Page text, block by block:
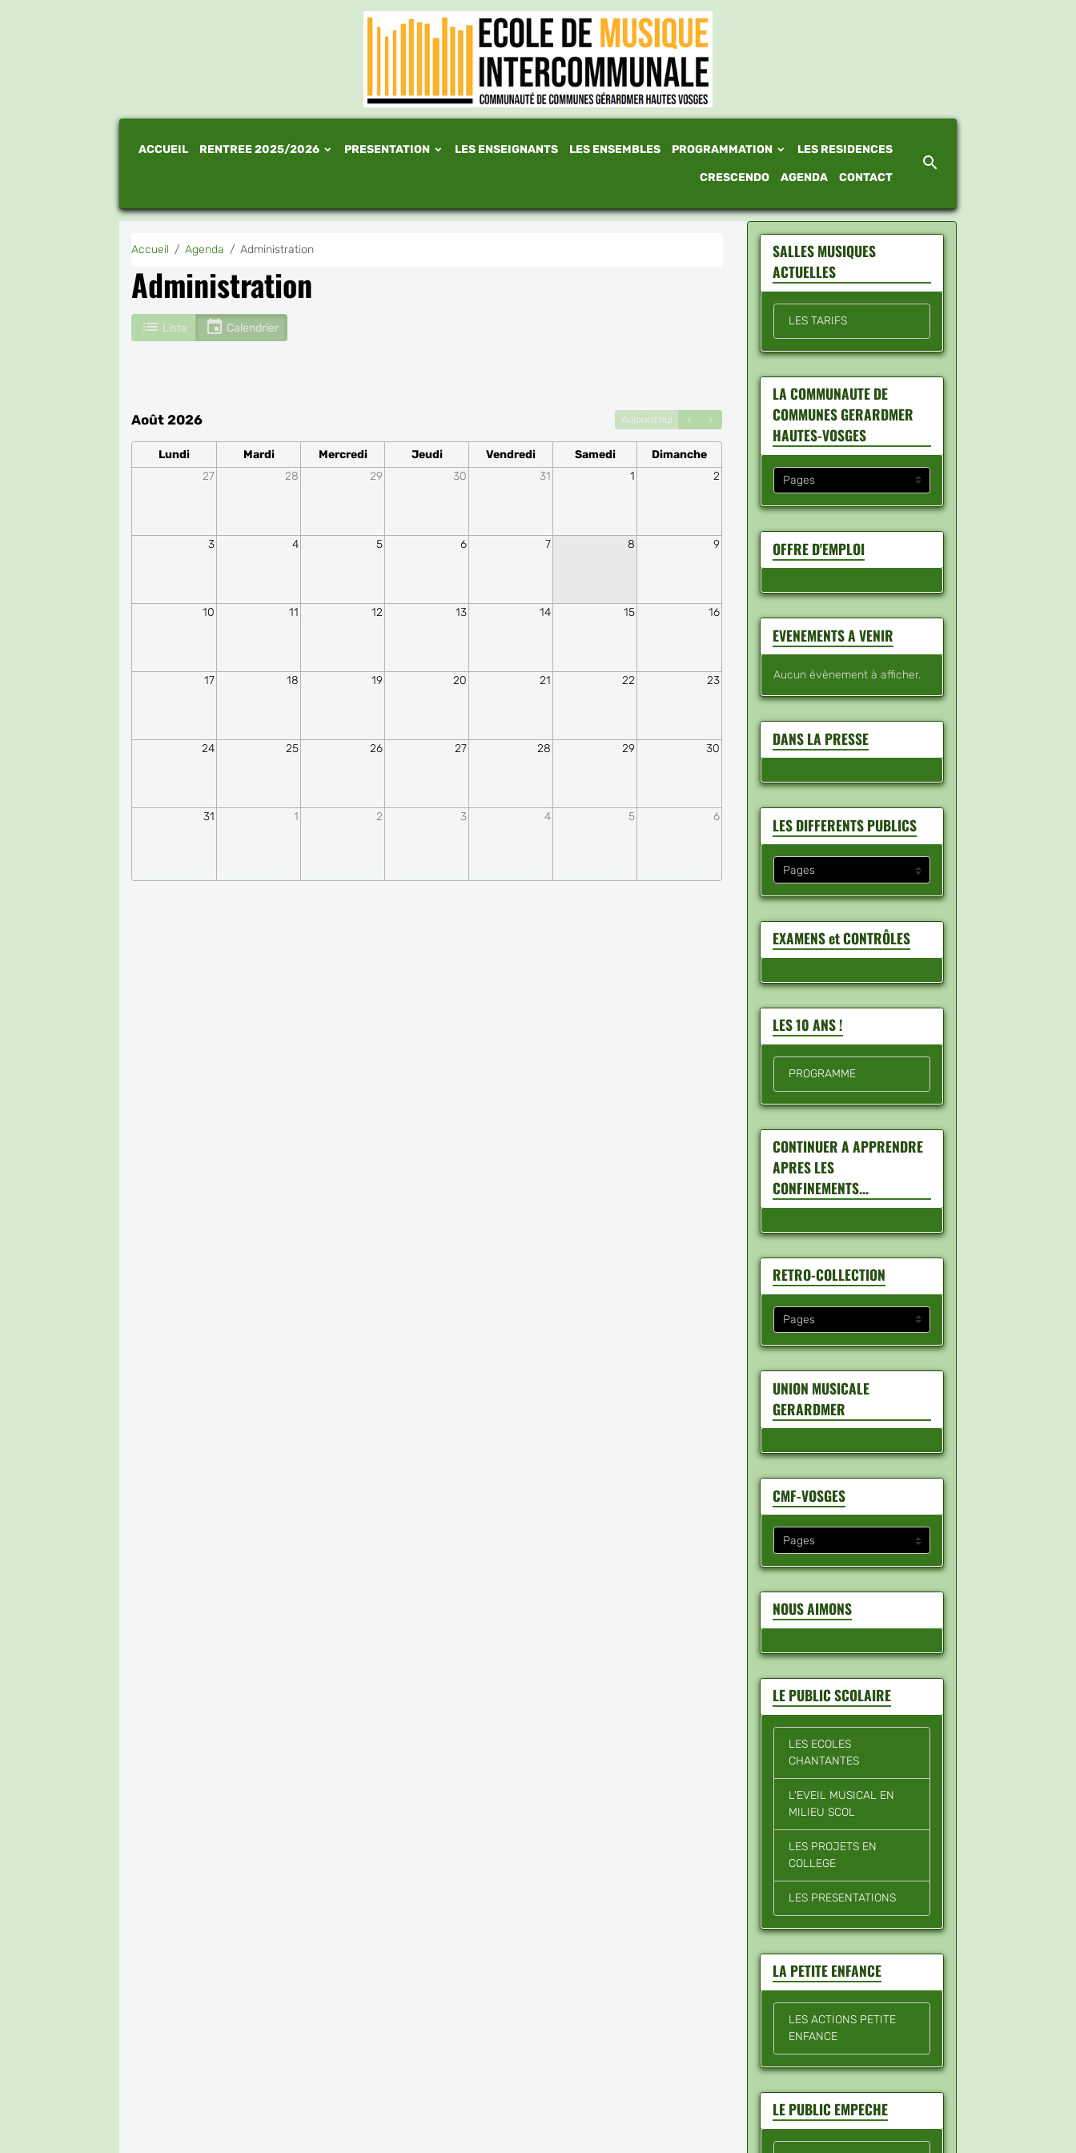
ACCUEIL RENTREE 2025/2026 PRESENTATION LES ENSEIGNANTS LES ENSEMBLES PROGRAMMATION LES RESIDENCES
CRESCENDO AGENDA CONTACT
Accueil Agenda Administration
Administration
Liste Calendrier
Août 2026 Aujourd'hui
Lundi Mardi Mercredi Jeudi Vendredi Samedi
Dimanche
27
28 29 30 31 1 2
3 4 5 6 7 8 9
10 11 12 13 14 15 16
17 18 19 20 21 22 23
24 25 26 27 28 29 30
31 1 2 3 4 5 6
SALLES MUSIQUES
ACTUELLES
LES TARIFS
LA COMMUNAUTE DE
COMMUNES GERARDMER
HAUTES-VOSGES
OFFRE D'EMPLOI
EVENEMENTS A VENIR
Aucun évènement à afficher.
DANS LA PRESSE
LES DIFFERENTS PUBLICS
EXAMENS et CONTRÔLES
LES 10 ANS !
PROGRAMME
CONTINUER A APPRENDRE
APRES LES
CONFINEMENTS...
RETRO-COLLECTION
UNION MUSICALE
GERARDMER
CMF-VOSGES
NOUS AIMONS
LE PUBLIC SCOLAIRE
LES ECOLES
CHANTANTES
L'EVEIL MUSICAL EN
MILIEU SCOL
LES PROJETS EN
COLLEGE
LES PRESENTATIONS
LA PETITE ENFANCE
LES ACTIONS PETITE
ENFANCE
LE PUBLIC EMPECHE